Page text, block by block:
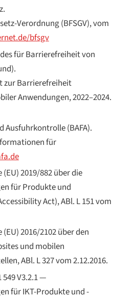
Verordnung (BFSGV), vom
bfsgv
für Barrierefreiheit von
zur Barrierefreiheit
Anwendungen, 2022–2024.
(BAFA).
für
2019/882 über die
für Produkte und
Act), ABl. L 151 vom
2016/2102 über den
und mobilen
, ABl. L 327 vom 2.12.2016.
549 V3.2.1 —
für IKT-Produkte und -